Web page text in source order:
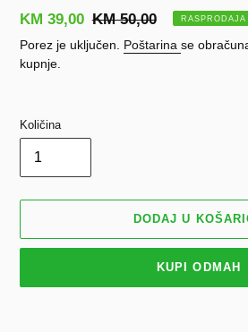
Prodajna
cijena
KM 39,00 Redovna
cijena
KM 50,00 RASPRODAJA
Porez je uključen. Poštarina se
kupnje.
Količina
DODAJ U
KUPI ODMAH